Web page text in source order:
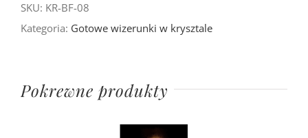
SKU: KR-BF-08
Kategoria: Gotowe wizerunki w krysztale
Pokrewne produkty